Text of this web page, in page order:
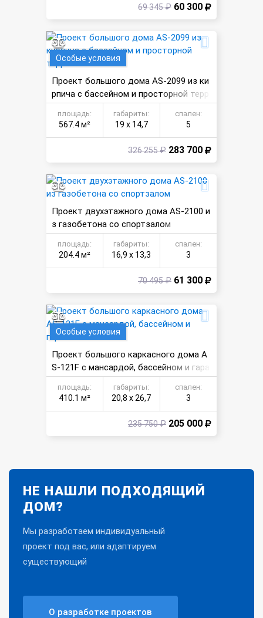
69 345 ₽ 60 300
Особые условия
Проект большого дома AS-2099 из ки
рпича с бассейном и просторной терр
асой
площадь:
567.4 м²
габариты:
19 х 14,7
спален:
5
326 255 ₽ 283 700
Проект двухэтажного дома AS-2100 и
з газобетона со спортзалом
площадь:
204.4 м²
габариты:
16,9 х 13,3
спален:
3
70 495 ₽ 61 300
Особые условия
Проект большого каркасного дома A
S-121F с мансардой, бассейном и гара
жом
площадь:
410.1 м²
габариты:
20,8 х 26,7
спален:
3
235 750 ₽ 205 000
НЕ НАШЛИ ПОДХОДЯЩИЙ
ДОМ?
Мы разработаем индивидуальный
проект под вас, или адаптируем
существующий
О разработке проектов